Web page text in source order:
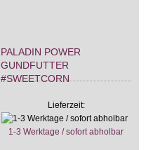
PALADIN POWER
GUNDFUTTER
#SWEETCORN
Lieferzeit:
1-3 Werktage / sofort abholbar